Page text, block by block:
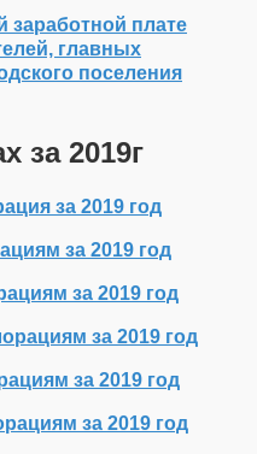
заработной плате
главных
поселения
за 2019г
за 2019 год
за 2019 год
за 2019 год
за 2019 год
за 2019 год
за 2019 год